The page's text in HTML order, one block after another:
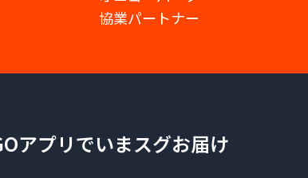
協業パートナー
アプリでいまスグお届け